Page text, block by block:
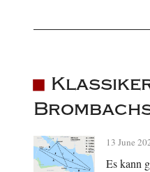
13 June
Es kann